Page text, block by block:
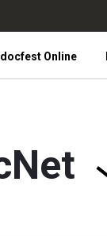
Online